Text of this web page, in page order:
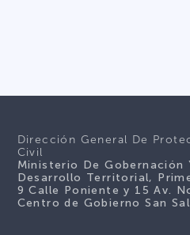
Dirección General De
Civil
Ministerio De Gobernación
Desarrollo Territorial,
9 Calle Poniente y 15 Av.
Centro de Gobierno San